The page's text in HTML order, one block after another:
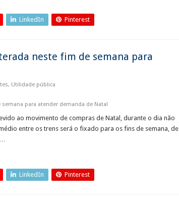
LinkedIn Pinterest
neste fim de semana para
, Utilidade pública
semana para atender demanda de Natal
ao movimento de compras de Natal, durante o dia não
entre os trens será o fixado para os fins de semana, de
…
LinkedIn Pinterest